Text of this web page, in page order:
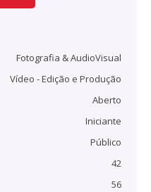
Fotografia & AudioVisual
Vídeo - Edição e Produção
Aberto
Iniciante
Público
42
56